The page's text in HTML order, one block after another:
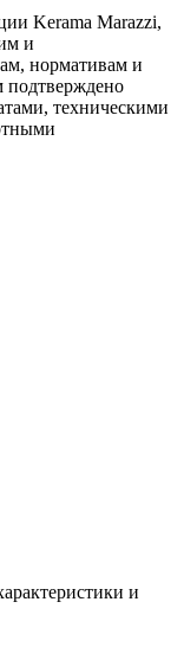
Kerama Marazzi,
и
нормативам и
подтверждено
техническими
и